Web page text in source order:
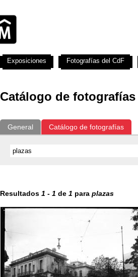
Catálogo de fotografías
General Catálogo de fotografías
Resultados 1 - 1 de 1 para plazas
Exposiciones Fotografías del CdF